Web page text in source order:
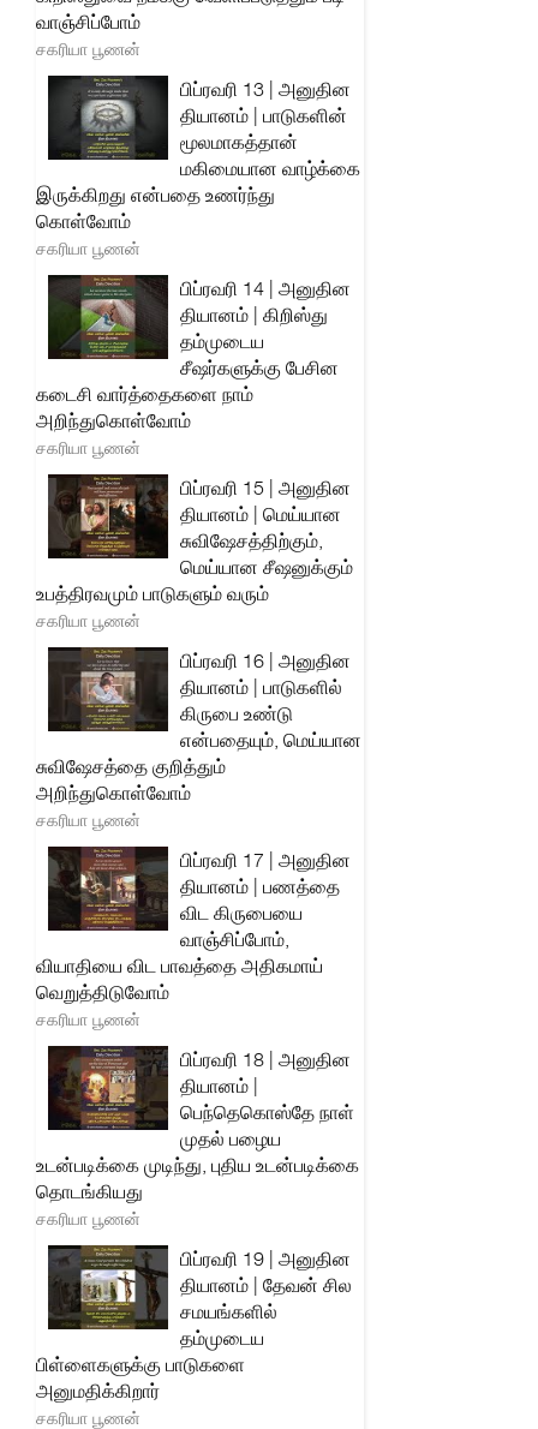
வாஞ்சிப்போம்
சகரியா பூணன்
பிப்ரவரி 13 | அனுதின
தியானம் | பாடுகளின்
மூலமாகத்தான்
மகிமையான வாழ்க்கை
இருக்கிறது என்பதை உணர்ந்து
கொள்வோம்
சகரியா பூணன்
பிப்ரவரி 14 | அனுதின
தியானம் | கிறிஸ்து
தம்முடைய
சீஷர்களுக்கு பேசின
கடைசி வார்த்தைகளை நாம்
அறிந்துகொள்வோம்
சகரியா பூணன்
பிப்ரவரி 15 | அனுதின
தியானம் | மெய்யான
சுவிஷேசத்திற்கும்,
மெய்யான சீஷனுக்கும்
உபத்திரவமும் பாடுகளும் வரும்
சகரியா பூணன்
பிப்ரவரி 16 | அனுதின
தியானம் | பாடுகளில்
கிருபை உண்டு
என்பதையும், மெய்யான
சுவிஷேசத்தை குறித்தும்
அறிந்துகொள்வோம்
சகரியா பூணன்
பிப்ரவரி 17 | அனுதின
தியானம் | பணத்தை
விட கிருபையை
வாஞ்சிப்போம்,
வியாதியை விட பாவத்தை அதிகமாய்
வெறுத்திடுவோம்
சகரியா பூணன்
பிப்ரவரி 18 | அனுதின
தியானம் |
பெந்தெகொஸ்தே நாள்
முதல் பழைய
உடன்படிக்கை முடிந்து, புதிய உடன்படிக்கை
தொடங்கியது
சகரியா பூணன்
பிப்ரவரி 19 | அனுதின
தியானம் | தேவன் சில
சமயங்களில்
தம்முடைய
பிள்ளைகளுக்கு பாடுகளை
அனுமதிக்கிறார்
சகரியா பூணன்